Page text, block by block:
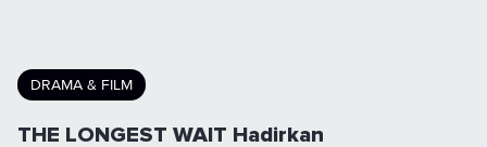
DRAMA & FILM
THE LONGEST WAIT Hadirkan